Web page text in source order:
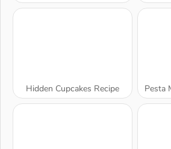
Hidden Cupcakes Recipe Pesta